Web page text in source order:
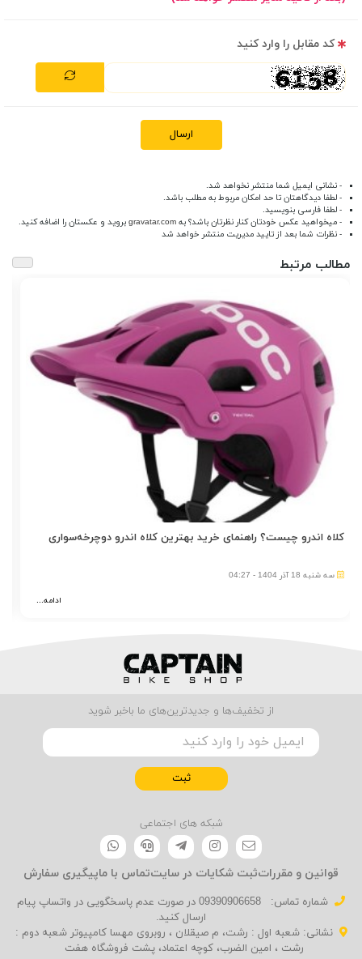
کد مقابل را وارد کنید
ارسال
- نشانی ایمیل شما منتشر نخواهد شد.
- لطفا دیدگاهتان تا حد امکان مربوط به مطلب باشد.
- لطفا فارسی بنویسید.
- میخواهید عکس خودتان کنار نظرتان باشد؟ به gravatar.com بروید و عکستان را اضافه کنید.
- نظرات شما بعد از تایید مدیریت منتشر خواهد شد
مطالب مرتبط
کلاه اندرو چیست؟ راهنمای خرید بهترین کلاه اندرو دوچرخه‌سواری
سه شنبه 18 آذر 1404 - 04:27
ادامه...
از تخفیف‌ها و جدیدترین‌های ما باخبر شوید
ثبت
شبکه های اجتماعی
قوانین و مقرراتثبت شکایات در سایتتماس با ماپیگیری سفارش
شماره تماس‌:
09390906658 در صورت عدم پاسخگویی در واتساپ پیام
ارسال کنید.
نشانی: شعبه اول : رشت، م صیقلان ، روبروی مهسا کامپیوتر شعبه دوم :
رشت ، امین الضرب، کوچه اعتماد، پشت فروشگاه هفت